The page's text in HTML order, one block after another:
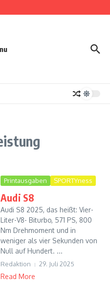
Event in München
Printausgaben SPORTYness
Audi S8
Audi S8 2025, das heißt: Vier-
Liter-V8- Biturbo, 571 PS, 800
Nm Drehmoment und in
weniger als vier Sekunden von
Null auf Hundert. ...
Redaktion 29. Juli 2025
Read More